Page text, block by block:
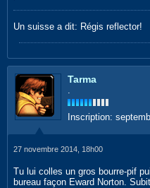
Un suisse a dit: Régis reflector!
Tarma
.
Inscription:
27 novembre 2014, 18h00
Tu lui colles un gros bourre-pif
bureau façon Eward Norton.